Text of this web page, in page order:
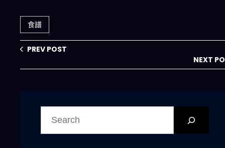
頭痛的煮飯難題
食譜
PREV POST
NEXT